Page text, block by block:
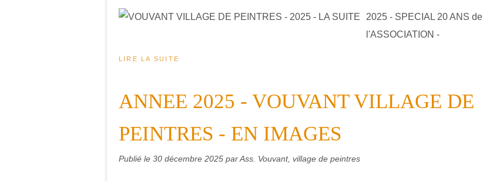
2025 - SPECIAL 20 ANS de
l'ASSOCIATION -
LIRE LA SUITE
ANNEE 2025 - VOUVANT VILLAGE DE
PEINTRES - EN IMAGES
Publié le 30 décembre 2025 par Ass. Vouvant, village de peintres